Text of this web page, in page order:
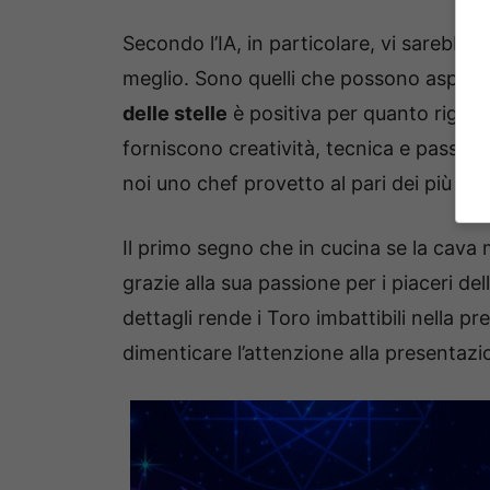
Secondo l’IA, in particolare, vi sarebbero
meglio. Sono quelli che possono
delle stelle è positiva per quanto
forniscono creatività, tecnica e
noi uno chef provetto al pari dei più
Il primo segno che in cucina se la cava
grazie alla sua passione per i piaceri
dettagli rende i Toro imbattibili nella
dimenticare l’attenzione alla